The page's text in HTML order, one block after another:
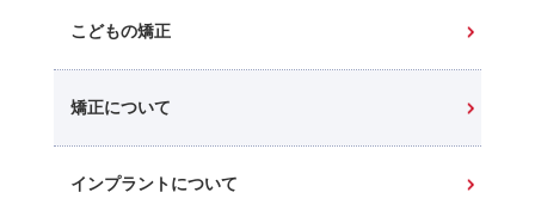
こどもの矯正
矯正について
インプラントについて